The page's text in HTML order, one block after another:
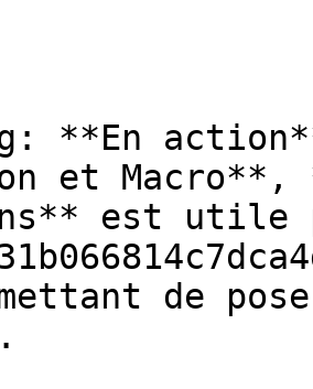
**En
et Macro**,
est utile
de